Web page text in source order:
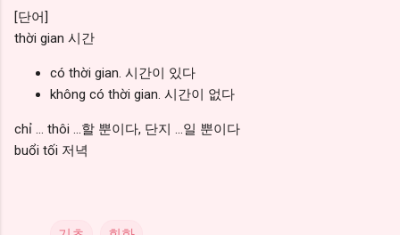
[단어]
thời gian 시간
có thời gian. 시간이 있다
không có thời gian. 시간이 없다
chỉ ... thôi ...할 뿐이다, 단지 ...일 뿐이다
buổi tối 저녁